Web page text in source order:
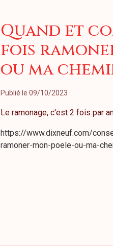
Quand et
fois
ou ma
Publié le 09/10/2023
Le ramonage, c'est 2 fois par
https://www.dixneuf.com/
ramoner-mon-poele-ou-ma-